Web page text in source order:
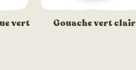
vert
Gouache vert clair